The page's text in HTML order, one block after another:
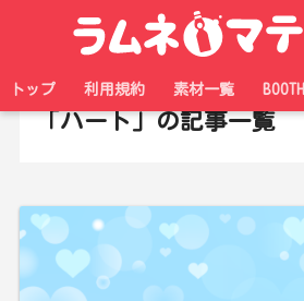
トップ 利用規約 素材一覧 BOOTH
「ハート」の記事一覧